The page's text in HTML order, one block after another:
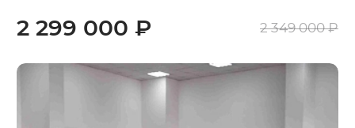
2 299 000 ₽ 2 349 000 ₽